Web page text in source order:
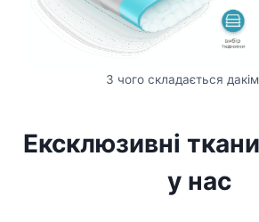
З чого складається
Ексклюзивні
у нас